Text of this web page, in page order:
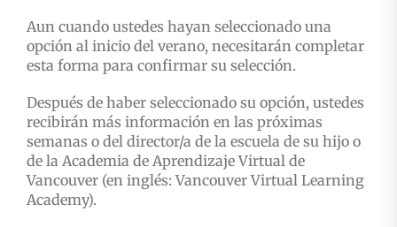
Aun cuando ustedes hayan seleccionado una
opción al inicio del verano, necesitarán completar
esta forma para confirmar su selección.
Después de haber seleccionado su opción, ustedes
recibirán más información en las próximas
semanas o del director/a de la escuela de su hijo o
de la Academia de Aprendizaje Virtual de
Vancouver (en inglés: Vancouver Virtual Learning
Academy).